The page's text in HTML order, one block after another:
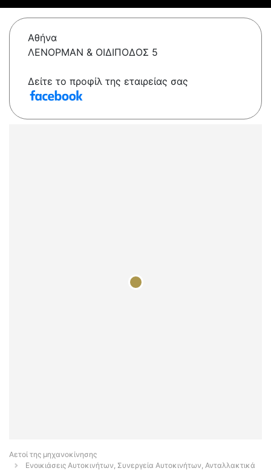
Αθήνα
ΛΕΝΟΡΜΑΝ & ΟΙΔIΠΟΔΟΣ 5
Δείτε το προφίλ της εταιρείας σας
Αετοί της μηχανοκίνησης
Ενοικιάσεις Αυτοκινήτων, Συνεργεία Αυτοκινήτων, Ανταλλακτικά